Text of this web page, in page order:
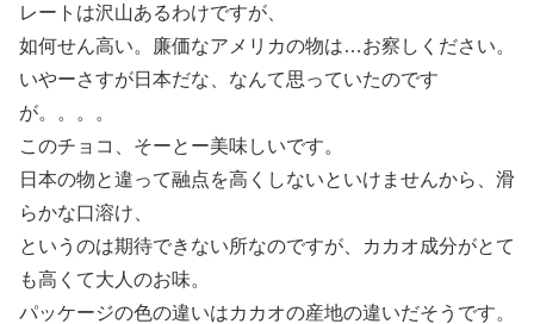
レートは沢山あるわけですが、
如何せん高い。廉価なアメリカの物は…お察しください。
いやーさすが日本だな、なんて思っていたのです
が。。。。
このチョコ、そーとー美味しいです。
日本の物と違って融点を高くしないといけませんから、滑
らかな口溶け、
というのは期待できない所なのですが、カカオ成分がとて
も高くて大人のお味。
パッケージの色の違いはカカオの産地の違いだそうです。